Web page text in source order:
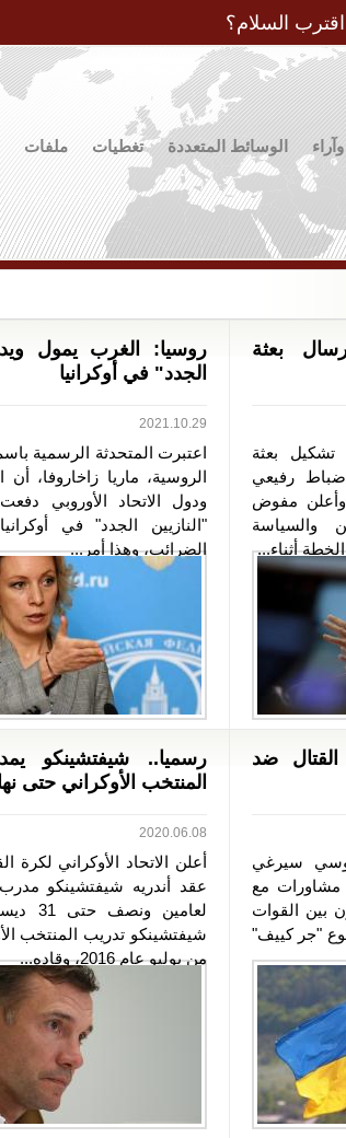
السلام؟
الوسائط المتعددة تغطيات ملفات
بعثة
تشكيل بعثة
رفيعي
مفوض
والسياسة
أثناء...
روسيا: الغرب يمول
الجدد" في أوكرانيا
2021.10.29
اعتبرت المتحدثة الرسمية
الروسية، ماريا زاخاروفا، أن
ودول الاتحاد الأوروبي
"النازيين الجدد" في
الضرائب، وهذا أمر...
ضد
سيرغي
مشاورات مع
بين القوات
"جر كييف"
رسميا.. شيفتشينكو
المنتخب الأوكراني حتى نهاية
2020.06.08
أعلن الاتحاد الأوكراني لكرة
عقد أندريه شيفتشينكو
من يوليو عام 2016، وقاده...